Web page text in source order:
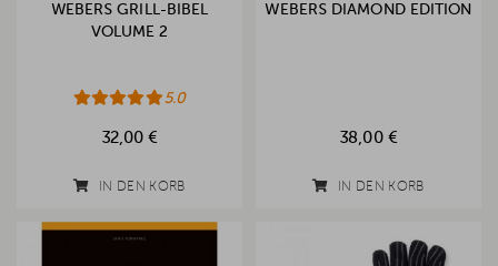
WEBERS GRILL-BIBEL
VOLUME 2
5.0
32,00 €
IN DEN KORB
WEBERS DIAMOND EDITION
38,00 €
IN DEN KORB